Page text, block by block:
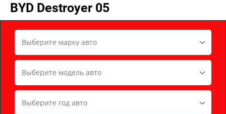
BYD Destroyer 05